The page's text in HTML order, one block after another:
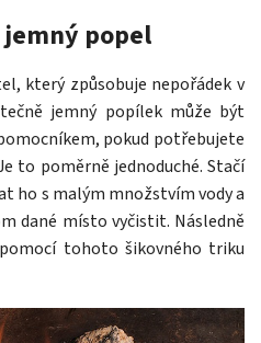
jemný popel
který způsobuje nepořádek v
jemný popílek může být
pokud potřebujete
to poměrně jednoduché. Stačí
ho s malým množstvím vody a
dané místo vyčistit. Následně
tohoto šikovného triku